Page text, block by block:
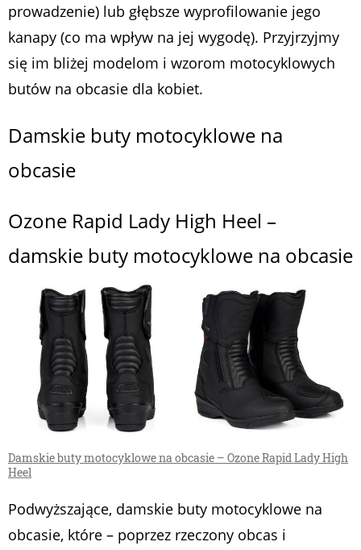
prowadzenie) lub głębsze wyprofilowanie jego
kanapy (co ma wpływ na jej wygodę). Przyjrzyjmy
się im bliżej modelom i wzorom motocyklowych
butów na obcasie dla kobiet.
Damskie buty motocyklowe na
obcasie
Ozone Rapid Lady High Heel –
damskie buty motocyklowe na obcasie
Damskie buty motocyklowe na obcasie – Ozone Rapid Lady High
Heel
Podwyższające, damskie buty motocyklowe na
obcasie, które – poprzez rzeczony obcas i